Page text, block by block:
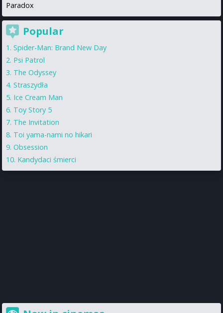
Paradox
Popular
Spider-Man: Brand New Day
Psi Patrol
The Odyssey
Straszydła
Ice Cream Man
Toy Story 5
The Invitation
Toi yama-nami no hikari
Obsession
Kandydaci śmierci